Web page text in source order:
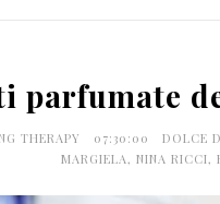
parfumate
THERAPY 07:30:00 DOLCE
MARGIELA, NINA RICCI,